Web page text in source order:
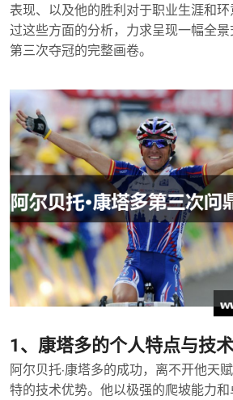
表现、以及他的胜利对于职业生涯和
过这些方面的分析，力求呈现一幅全景
第三次夺冠的完整画卷。
1、康塔多的个人特点与技
阿尔贝托·康塔多的成功，离不开他天
特的技术优势。他以极强的爬坡能力